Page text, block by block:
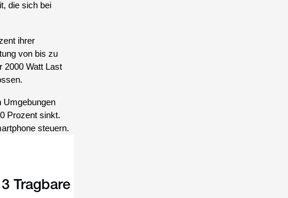
die sich bei
ihrer
von bis zu
2000 Watt Last
Umgebungen
Prozent sinkt.
steuern.
Tragbare